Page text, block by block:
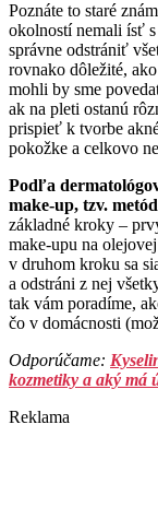
Poznáte to staré
okolností nemali ísť
správne odstrániť
rovnako dôležité,
mohli by sme
ak na pleti ostanú
prispieť k tvorbe
pokožke a celkovo
Podľa
make-up, tzv.
základné kroky –
make-upu na
v druhom kroku sa
a odstráni z nej
tak vám poradíme,
čo v domácnosti
Odporúčame:
kozmetiky a aký má
Reklama